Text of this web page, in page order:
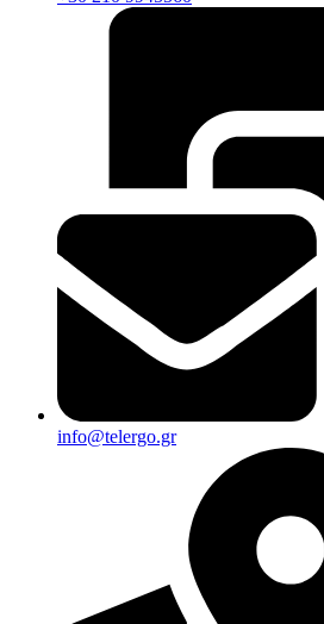
info@telergo.gr